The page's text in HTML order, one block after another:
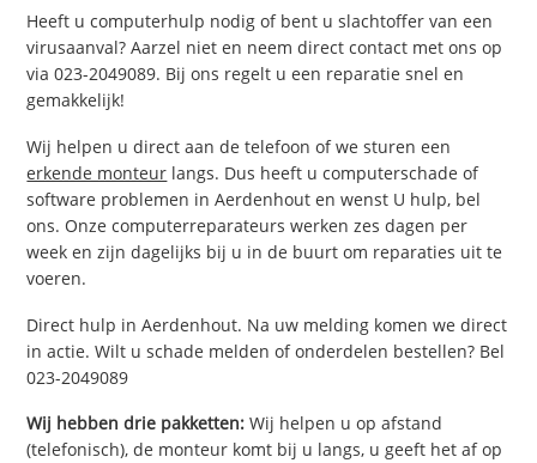
Heeft u computerhulp nodig of bent u slachtoffer van een
virusaanval? Aarzel niet en neem direct contact met ons op
via 023-2049089. Bij ons regelt u een reparatie snel en
gemakkelijk!
Wij helpen u direct aan de telefoon of we sturen een
erkende monteur langs. Dus heeft u computerschade of
software problemen in Aerdenhout en wenst U hulp, bel
ons. Onze computerreparateurs werken zes dagen per
week en zijn dagelijks bij u in de buurt om reparaties uit te
voeren.
Direct hulp in Aerdenhout. Na uw melding komen we direct
in actie. Wilt u schade melden of onderdelen bestellen? Bel
023-2049089
Wij hebben drie pakketten: Wij helpen u op afstand
(telefonisch), de monteur komt bij u langs, u geeft het af op